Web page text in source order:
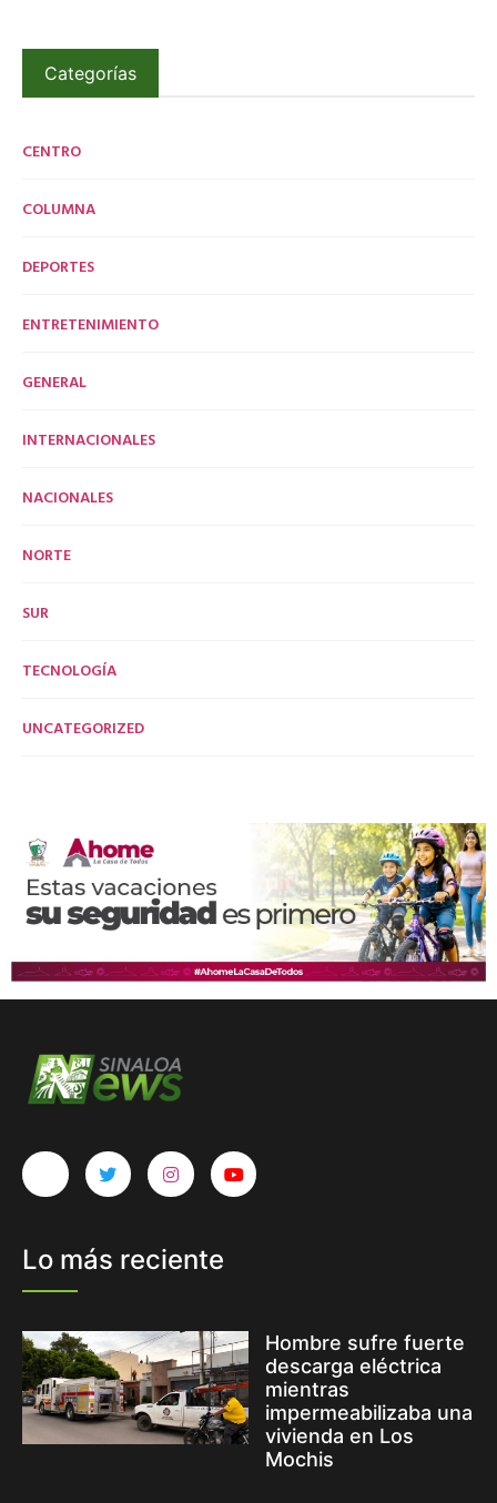
Categorías
CENTRO
COLUMNA
DEPORTES
ENTRETENIMIENTO
GENERAL
INTERNACIONALES
NACIONALES
NORTE
SUR
TECNOLOGÍA
UNCATEGORIZED
Lo más reciente
Hombre sufre fuerte
descarga eléctrica
mientras
impermeabilizaba una
vivienda en Los
Mochis